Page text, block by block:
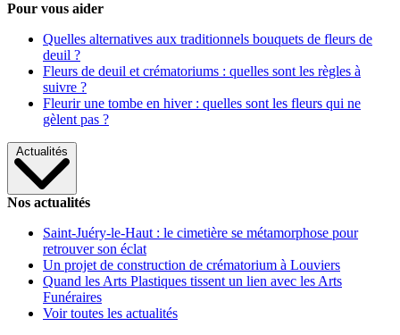
Pour vous aider
Quelles alternatives aux traditionnels bouquets de fleurs de
deuil ?
Fleurs de deuil et crématoriums : quelles sont les règles à
suivre ?
Fleurir une tombe en hiver : quelles sont les fleurs qui ne
gèlent pas ?
Actualités
Nos actualités
Saint-Juéry-le-Haut : le cimetière se métamorphose pour
retrouver son éclat
Un projet de construction de crématorium à Louviers
Quand les Arts Plastiques tissent un lien avec les Arts
Funéraires
Voir toutes les actualités